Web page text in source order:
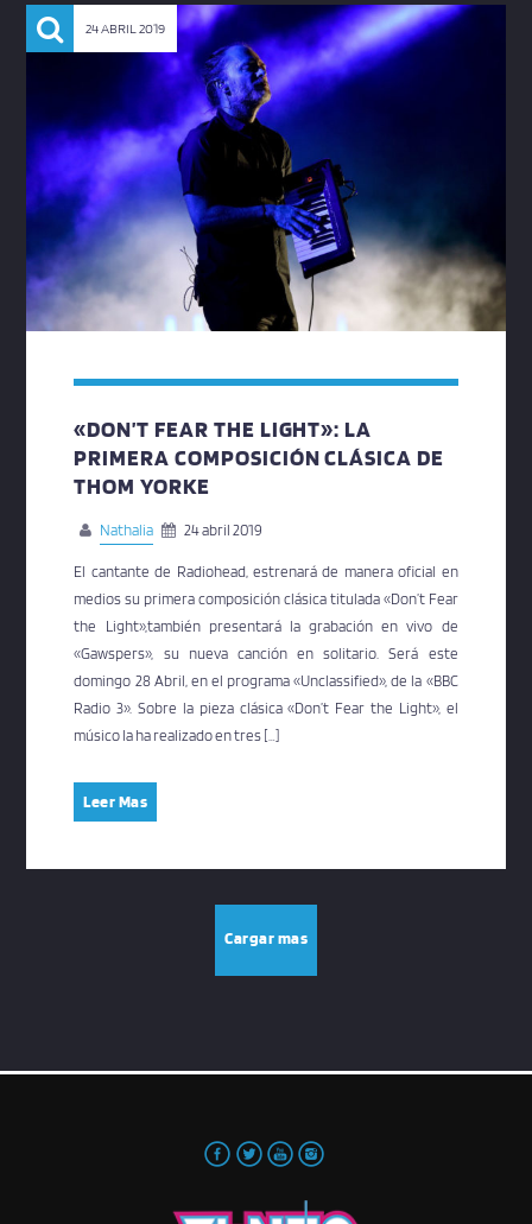
24 ABRIL 2019
«DON’T FEAR THE LIGHT»: LA
PRIMERA COMPOSICIÓN CLÁSICA DE
THOM YORKE
Nathalia 24 abril 2019
El cantante de Radiohead, estrenará de manera oficial en
medios su primera composición clásica titulada «Don’t Fear
the Light»,también presentará la grabación en vivo de
«Gawspers», su nueva canción en solitario. Será este
domingo 28 Abril, en el programa «Unclassified», de la «BBC
Radio 3». Sobre la pieza clásica «Don’t Fear the Light», el
músico la ha realizado en tres […]
Leer Mas
Cargar mas